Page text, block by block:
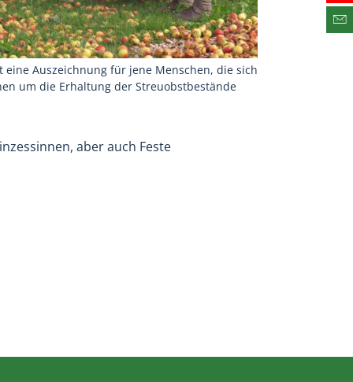
eine Auszeichnung für jene Menschen, die sich
um die Erhaltung der Streuobstbestände
aber auch Feste